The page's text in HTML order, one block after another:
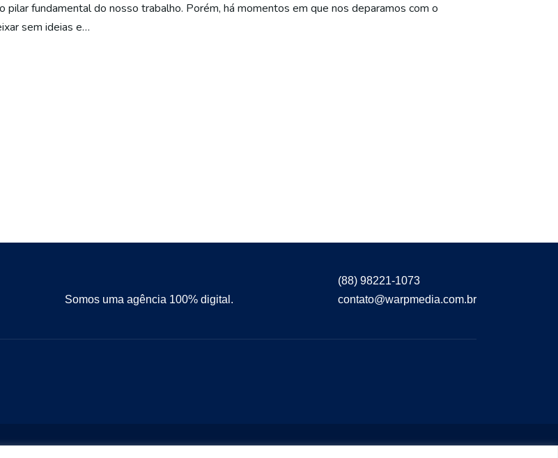
pilar fundamental do nosso trabalho. Porém, há momentos em que nos deparamos com o
sem ideias e…
Somos uma agência 100% digital.
(88) 98221-1073
contato@warpmedia.com.br